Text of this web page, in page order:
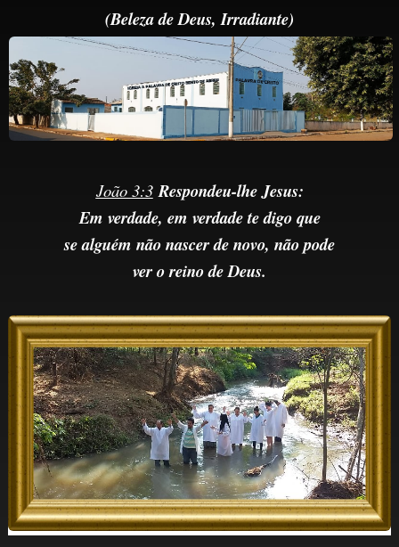
(Beleza de Deus,Irradiante)
João 3:3 Respondeu-lhe Jesus:
Em verdade, em verdade te digo que
se alguém não nascer de novo, não pode
ver o reino de Deus.